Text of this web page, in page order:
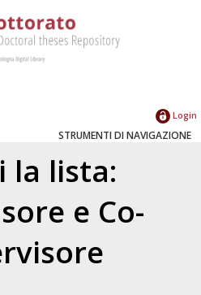
Login
STRUMENTI DI NAVIGAZIONE
la lista:
e Co-